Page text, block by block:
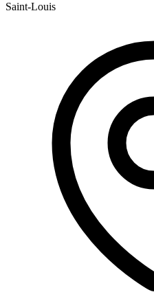
Saint-Louis